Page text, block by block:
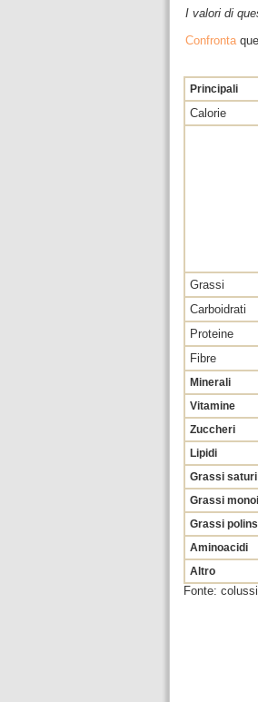
I valori di
Confronta
Principali
Calorie
Grassi
Carboidrati
Proteine
Fibre
Minerali
Vitamine
Zuccheri
Lipidi
Grassi saturi
Grassi
Grassi
Aminoacidi
Altro
Fonte: